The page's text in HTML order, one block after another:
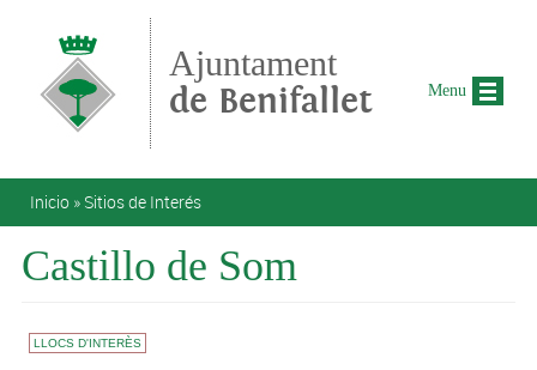
Ajuntament
de Benifallet
Se encuentra usted aquí
Inicio » Sitios de Interés
Castillo de Som
LLOCS D'INTERÈS
Menu